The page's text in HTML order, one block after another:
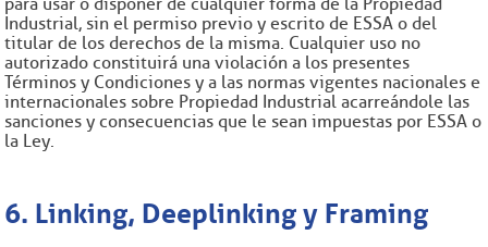
Industrial, sin el permiso previo y escrito de ESSA o del
titular de los derechos de la misma. Cualquier uso no
autorizado constituirá una violación a los presentes
Términos y Condiciones y a las normas vigentes nacionales e
internacionales sobre Propiedad Industrial acarreándole las
sanciones y consecuencias que le sean impuestas por ESSA o
la Ley.
6. Linking, Deeplinking y Framing